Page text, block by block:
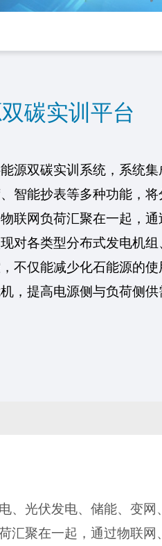
碳实训平台
能源双碳实训系统， 系统
智能抄表等多种功能， 将
联网负荷汇聚在一起，通
对各类型分布式发电机组
不仅能减少化石能源的使
， 提高电源侧与负荷侧
、光伏发电、储能、变网
汇聚在一起，通过物联网、